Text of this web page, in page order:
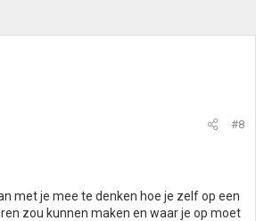
#8
met je mee te denken hoe je zelf op een
zou kunnen maken en waar je op moet